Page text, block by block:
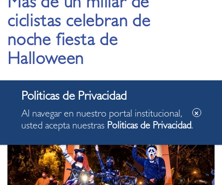
Más de un millar de
ciclistas celebran de
noche fiesta de
Halloween
29.10.2021
Al navegar en nuestro portal institucional,
usted acepta nuestras Politicas de Privacidad.